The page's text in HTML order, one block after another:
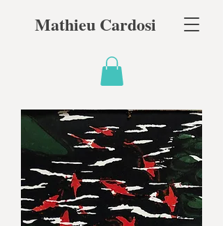
Mathieu Cardosi